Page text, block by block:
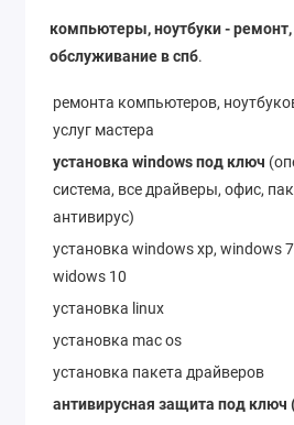
компьютеры, ноутбуки -
обслуживание в спб.
ремонта компьютеров,
услуг мастера
установка windows под ключ
система, все драйверы, офис,
антивирус)
установка windows xp, windows
widows 10
установка linux
установка mac os
установка пакета драйверов
антивирусная защита под ключ